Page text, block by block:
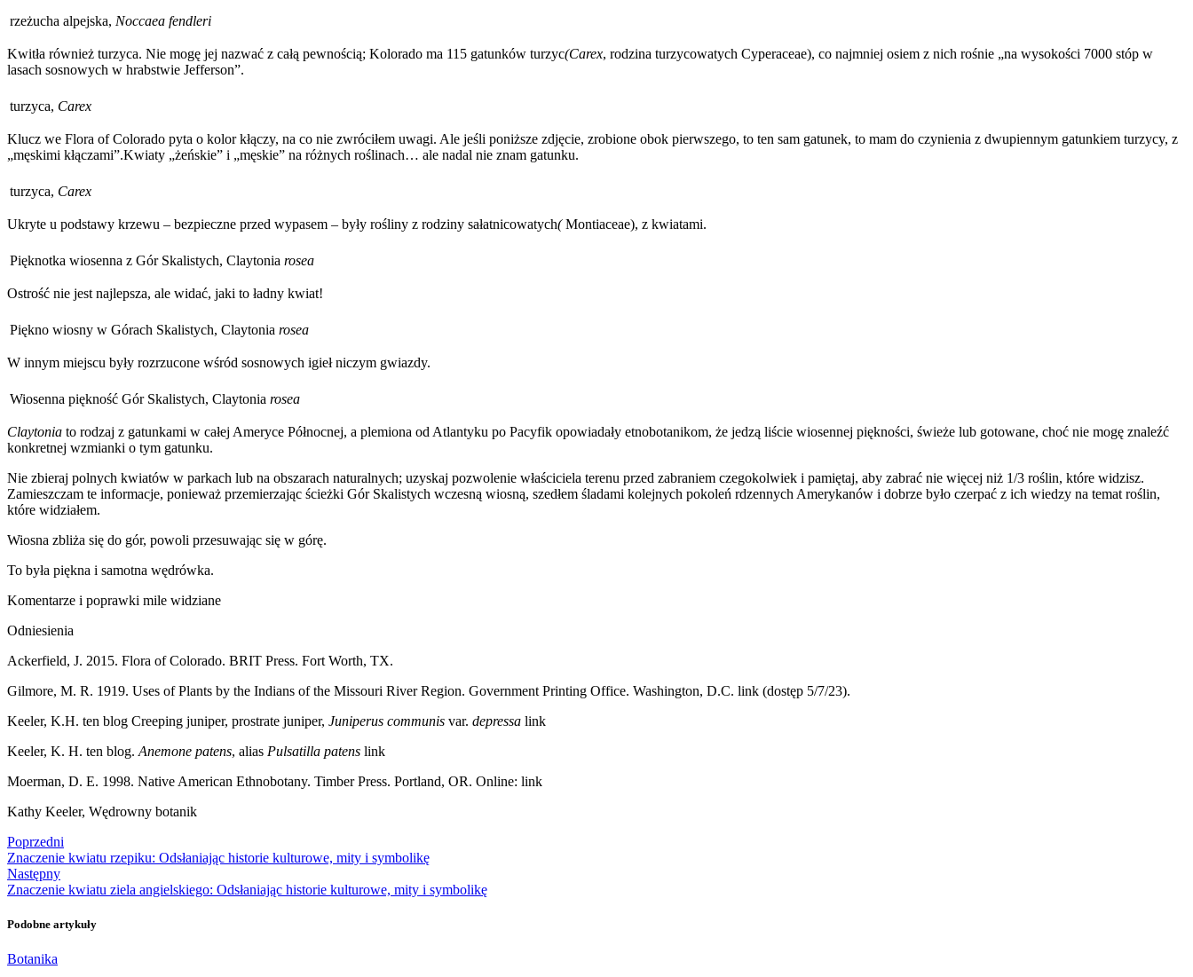
rzeżucha alpejska, Noccaea fendleri
Kwitła również turzyca. Nie mogę jej nazwać z całą pewnością; Kolorado ma 115 gatunków turzyc(Carex, rodzina turzycowatych Cyperaceae), co najmniej osiem z nich rośnie „na wysokości 7000 stóp w
lasach sosnowych w hrabstwie Jefferson”.
turzyca, Carex
Klucz we Flora of Colorado pyta o kolor kłączy, na co nie zwróciłem uwagi. Ale jeśli poniższe zdjęcie, zrobione obok pierwszego, to ten sam gatunek, to mam do czynienia z dwupiennym gatunkiem turzycy, z
„męskimi kłączami”.Kwiaty „żeńskie” i „męskie” na różnych roślinach… ale nadal nie znam gatunku.
turzyca, Carex
Ukryte u podstawy krzewu – bezpieczne przed wypasem – były rośliny z rodziny sałatnicowatych(Montiaceae), z kwiatami.
Pięknotka wiosenna z Gór Skalistych, Claytonia rosea
Ostrość nie jest najlepsza, ale widać, jaki to ładny kwiat!
Piękno wiosny w Górach Skalistych, Claytonia rosea
W innym miejscu były rozrzucone wśród sosnowych igieł niczym gwiazdy.
Wiosenna piękność Gór Skalistych, Claytonia rosea
Claytonia to rodzaj z gatunkami w całej Ameryce Północnej, a plemiona od Atlantyku po Pacyfik opowiadały etnobotanikom, że jedzą liście wiosennej piękności, świeże lub gotowane, choć nie mogę znaleźć
konkretnej wzmianki o tym gatunku.
Nie zbieraj polnych kwiatów w parkach lub na obszarach naturalnych; uzyskaj pozwolenie właściciela terenu przed zabraniem czegokolwiek i pamiętaj, aby zabrać nie więcej niż 1/3 roślin, które widzisz.
Zamieszczam te informacje, ponieważ przemierzając ścieżki Gór Skalistych wczesną wiosną, szedłem śladami kolejnych pokoleń rdzennych Amerykanów i dobrze było czerpać z ich wiedzy na temat roślin,
które widziałem.
Wiosna zbliża się do gór, powoli przesuwając się w górę.
To była piękna i samotna wędrówka.
Komentarze i poprawki mile widziane
Odniesienia
Ackerfield, J. 2015. Flora of Colorado. BRIT Press. Fort Worth, TX.
Gilmore, M. R. 1919. Uses of Plants by the Indians of the Missouri River Region. Government Printing Office. Washington, D.C. link (dostęp 5/7/23).
Keeler, K.H. ten blog Creeping juniper, prostrate juniper, Juniperus communis var. depressa link
Keeler, K. H. ten blog. Anemone patens, alias Pulsatilla patens link
Moerman, D. E. 1998. Native American Ethnobotany. Timber Press. Portland, OR. Online: link
Kathy Keeler, Wędrowny botanik
Poprzedni
Znaczenie kwiatu rzepiku: Odsłaniając historie kulturowe, mity i symbolikę
Następny
Znaczenie kwiatu ziela angielskiego: Odsłaniając historie kulturowe, mity i symbolikę
Podobne artykuły
Botanika